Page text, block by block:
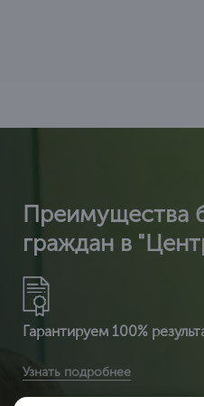
Преимущества
граждан в
Гарантируем 100%
сертификат ИСО 14001 +
видам деятельности +
Узнать подробнее